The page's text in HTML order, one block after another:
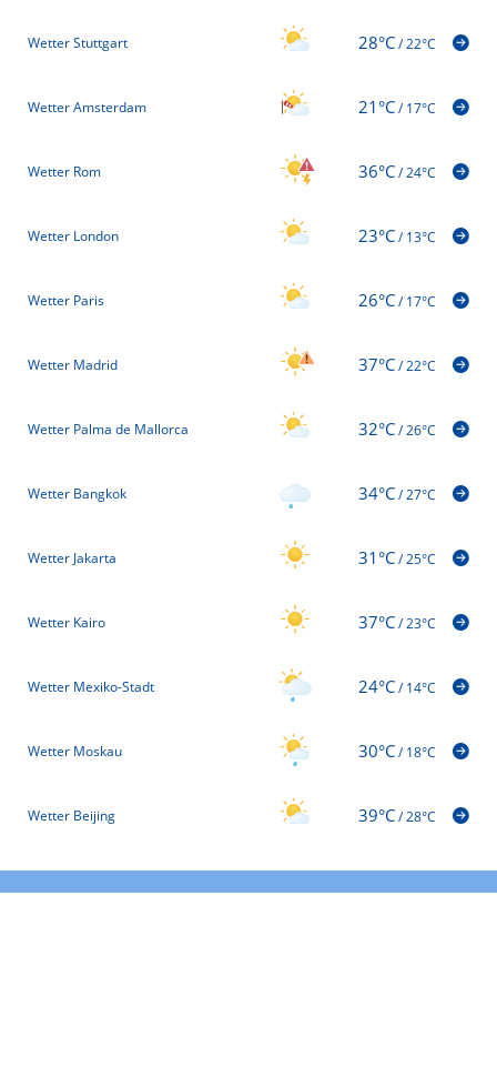
Wetter Stuttgart 28°C/22°C
Wetter Amsterdam 21°C/17°C
Wetter Rom 36°C/24°C
Wetter London 23°C/13°C
Wetter Paris 26°C/17°C
Wetter Madrid 37°C/22°C
Wetter Palma de Mallorca 32°C/26°C
Wetter Bangkok 34°C/27°C
Wetter Jakarta 31°C/25°C
Wetter Kairo 37°C/23°C
Wetter Mexiko-Stadt 24°C/14°C
Wetter Moskau 30°C/18°C
Wetter Beijing 39°C/28°C